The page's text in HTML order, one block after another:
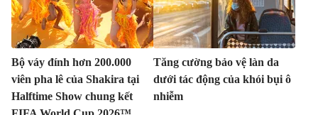
Bộ váy đính hơn 200.000
viên pha lê của Shakira tại
Halftime Show chung kết
Tăng cường bảo vệ làn da
dưới tác động của khói bụi ô
nhiễm